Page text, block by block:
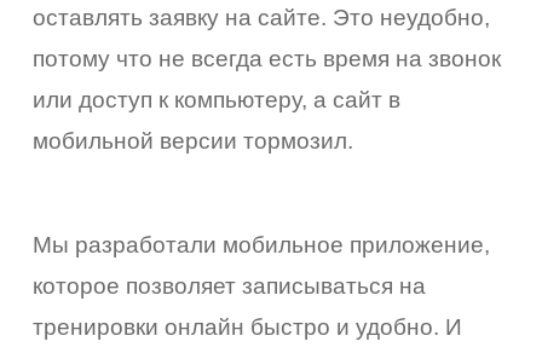
оставлять заявку на сайте. Это неудобно,
потому что не всегда есть время на звонок
или доступ к компьютеру, а сайт в
мобильной версии тормозил.
Мы разработали мобильное приложение,
которое позволяет записываться на
тренировки онлайн быстро и удобно. И